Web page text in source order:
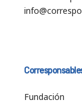
Fundación